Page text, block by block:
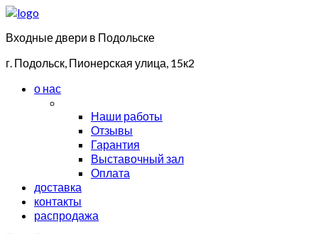
Входные двери в Подольске
г. Подольск, Пионерская улица, 15к2
о нас
Наши работы
Отзывы
Гарантия
Выставочный зал
Оплата
доставка
контакты
распродажа